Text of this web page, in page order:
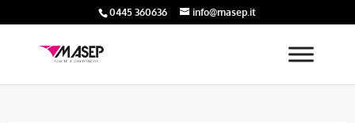
0445 360636 info@masep.it